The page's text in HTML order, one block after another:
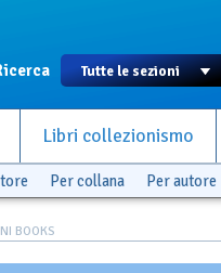
Libri collezionismo
Per collana Per autore
BOOKS